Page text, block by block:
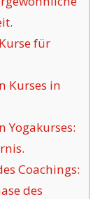
für
Kurses in
Yogakurses:
Coachings:
des